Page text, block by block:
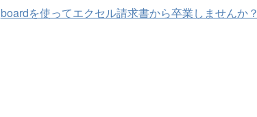
boardを使ってエクセル請求書から卒業しませんか？